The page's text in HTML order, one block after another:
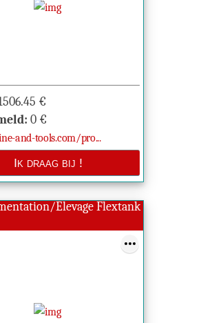
€
0 €
and-tools.com/pro...
Elevage Flextank